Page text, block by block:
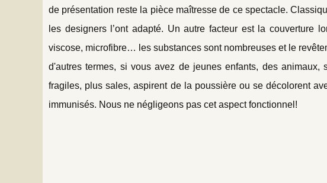
de présentation reste la pièce maîtresse de ce spectacle.
les designers l’ont adapté. Un autre facteur est la couverture
viscose, microfibre… les substances sont nombreuses et le
d'autres termes, si vous avez de jeunes enfants, des
fragiles, plus sales, aspirent de la poussière ou se décolorent
immunisés. Nous ne négligeons pas cet aspect fonctionnel!